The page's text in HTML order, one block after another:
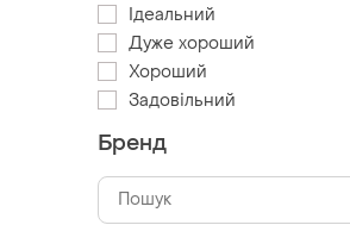
Ідеальний
Дуже хороший
Хороший
Задовільний
Бренд